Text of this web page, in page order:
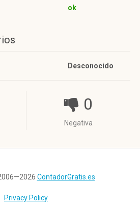
ok
Desconocido
0
Negativa
ContadorGratis.es
Privacy Policy